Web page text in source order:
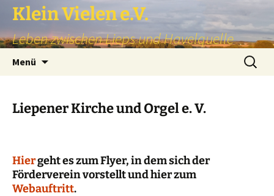
Zum
Inhalt
springen
Klein Vielen e.V.
Leben zwischen Lieps und Havelquelle
Menü
Suchen
nach:
Liepener Kirche und Orgel e. V.
Hiergeht es zum Flyer, in dem sich der
Förderverein vorstellt und hier zum
Webauftritt.